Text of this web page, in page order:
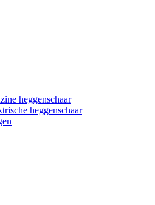
heggenschaar
heggenschaar